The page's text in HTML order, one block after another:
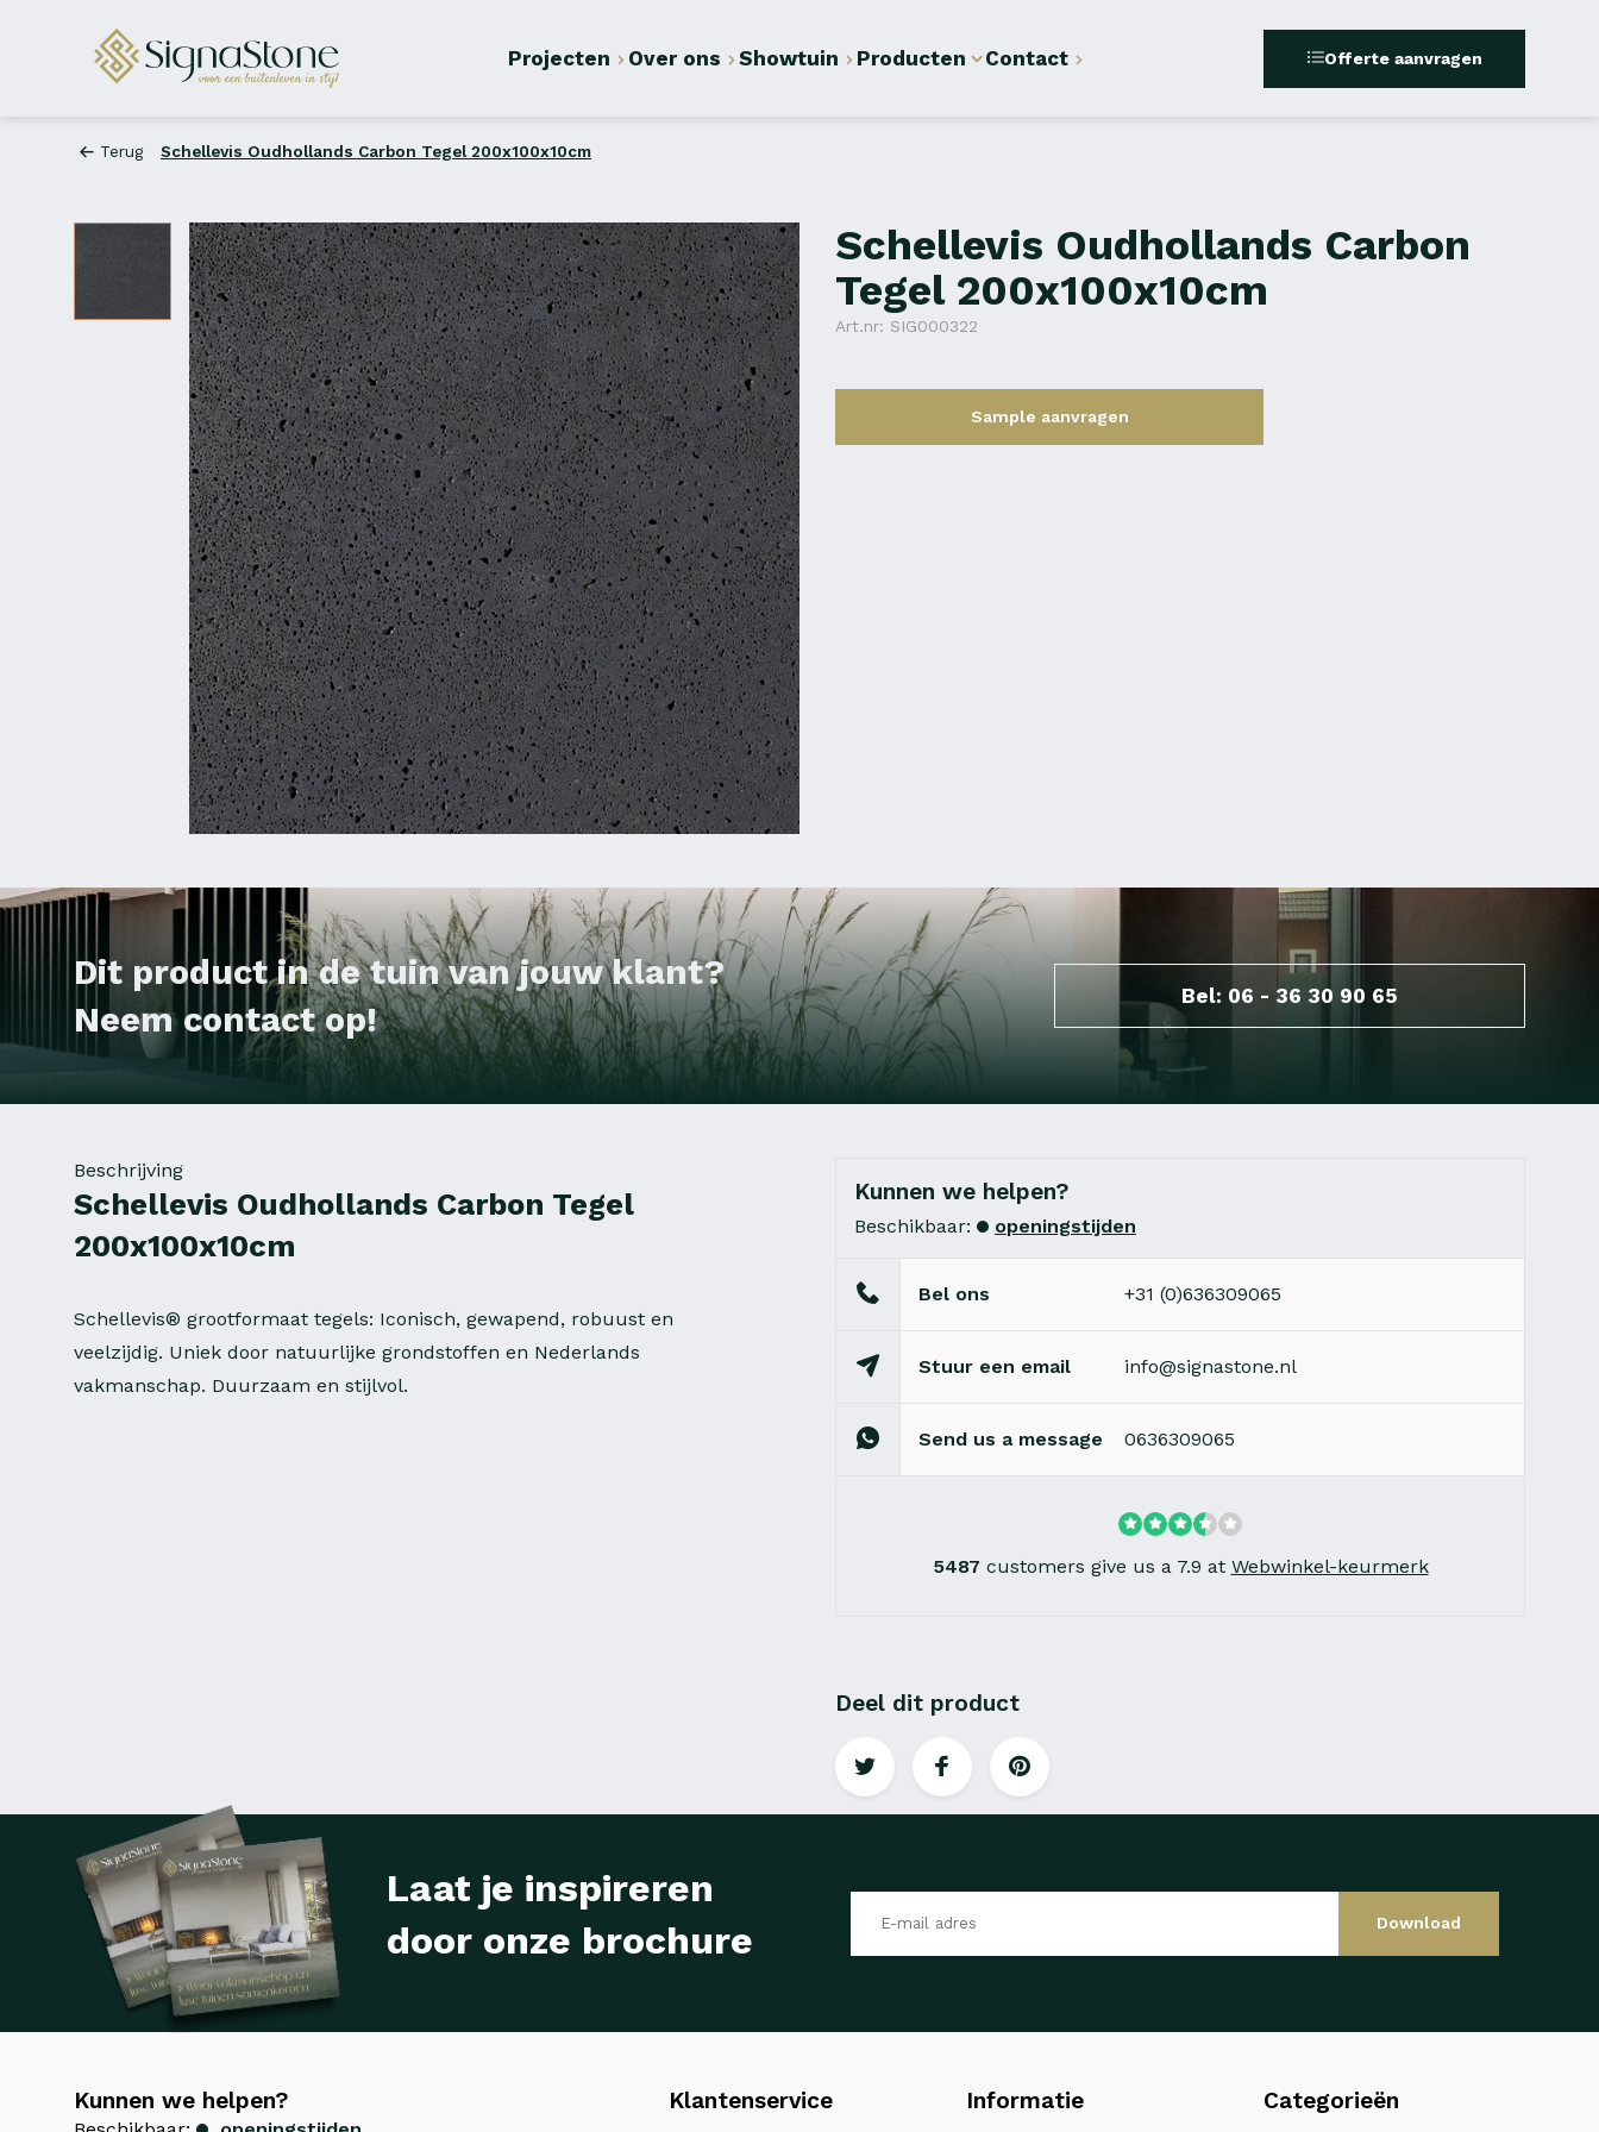
Projecten Over ons Showtuin Producten Contact Offerte aanvragen
Terug Schellevis Oudhollands Carbon Tegel 200x100x10cm
Schellevis Oudhollands Carbon
Tegel 200x100x10cm
Art.nr: SIG000322
Sample aanvragen
Dit product in de tuin van jouw klant?
Neem contact op!
Bel: 06 - 36 30 90 65
Beschrijving
Schellevis Oudhollands Carbon Tegel
200x100x10cm
Schellevis® grootformaat tegels: Iconisch, gewapend, robuust en
veelzijdig. Uniek door natuurlijke grondstoffen en Nederlands
vakmanschap. Duurzaam en stijlvol.
Kunnen we helpen?
Beschikbaar: openingstijden
Bel ons +31 (0)636309065
Stuur een email info@signastone.nl
Send us a message 0636309065
5487 customers give us a 7.9 at Webwinkel-keurmerk
Deel dit product
Laat je inspireren
door onze brochure
Download
Kunnen we helpen? Klantenservice Informatie Categorieën